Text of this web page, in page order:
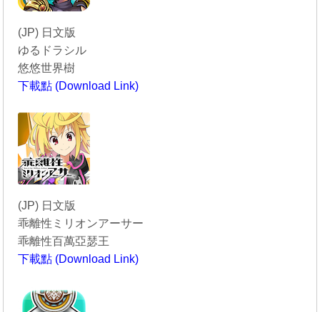
(JP) 日文版
ゆるドラシル
悠悠世界樹
下載點 (Download Link)
(JP) 日文版
乖離性ミリオンアーサー
乖離性百萬亞瑟王
下載點 (Download Link)